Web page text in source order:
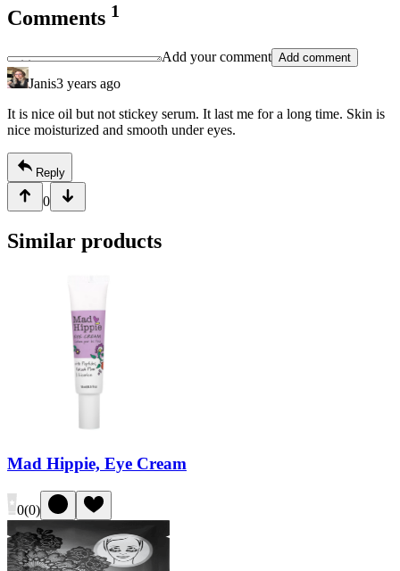
Comments 1
Add your comment Add comment
Janis3 years ago
It is nice oil but not stickey serum. It last me for a long time. Skin is
nice moisturized and smooth under eyes.
Reply
0
Similar products
Mad Hippie, Eye Cream
0(0)